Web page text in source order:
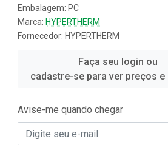
Embalagem: PC
Marca: HYPERTHERM
Fornecedor: HYPERTHERM
Faça seu login ou
cadastre-se para ver preços
Avise-me quando chegar